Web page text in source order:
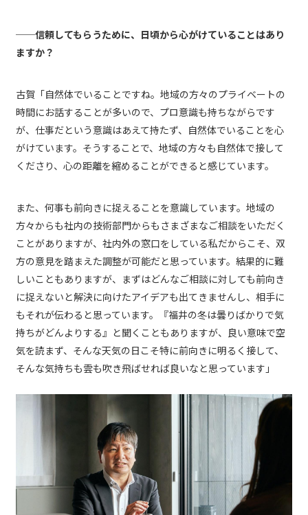
──信頼してもらうために、日頃から心がけていることはあり
ますか？
古賀「自然体でいることですね。地域の方々のプライベートの
時間にお話することが多いので、プロ意識も持ちながらです
が、仕事だという意識はあえて持たず、自然体でいることを心
がけています。そうすることで、地域の方々も自然体で接して
くださり、心の距離を縮めることができると感じています。
また、何事も前向きに捉えることを意識しています。地域の
方々からも社内の技術部門からもさまざまなご相談をいただく
ことがありますが、社内外の窓口をしている私だからこそ、双
方の意見を踏まえた調整が可能だと思っています。結果的に難
しいこともありますが、まずはどんなご相談に対しても前向き
に捉えないと解決に向けたアイデアも出てきませんし、相手に
もそれが伝わると思っています。『福井の冬は曇りばかりで気
持ちがどんよりする』と聞くこともありますが、良い意味で空
気を読まず、そんな天気の日こそ特に前向きに明るく接して、
そんな気持ちも雲も吹き飛ばせれば良いなと思っています」